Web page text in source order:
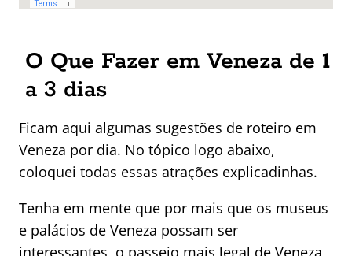
O Que Fazer em Veneza de 1
a 3 dias
Ficam aqui algumas sugestões de roteiro em
Veneza por dia. No tópico logo abaixo,
coloquei todas essas atrações explicadinhas.
Tenha em mente que por mais que os museus
e palácios de Veneza possam ser
interessantes, o passeio mais legal de Veneza